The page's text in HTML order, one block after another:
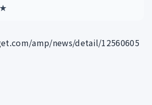
★
amp/news/detail/12560605